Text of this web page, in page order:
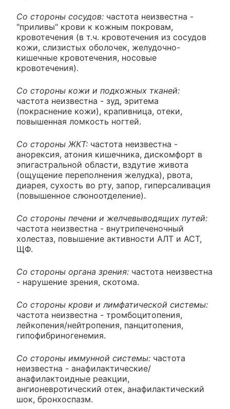
Со стороны сосудов: частота неизвестна -
"приливы" крови к кожным покровам,
кровотечения (в т.ч. кровотечения из сосудов
кожи, слизистых оболочек, желудочно-
кишечные кровотечения, носовые
кровотечения).
Со стороны кожи и подкожных тканей:
частота неизвестна - зуд, эритема
(покраснение кожи), крапивница, отеки,
повышенная ломкость ногтей.
Со стороны ЖКТ: частота неизвестна -
анорексия, атония кишечника, дискомфорт в
эпигастральной области, вздутие живота
(ощущение переполнения желудка), рвота,
диарея, сухость во рту, запор, гиперсаливация
(повышенное слюноотделение).
Со стороны печени и желчевыводящих путей:
частота неизвестна - внутрипеченочный
холестаз, повышение активности АЛТ и ACT,
ЩФ.
Со стороны органа зрения: частота неизвестна
- нарушение зрения, скотома.
Со стороны крови и лимфатической системы:
частота неизвестна - тромбоцитопения,
лейкопения/нейтропения, панцитопения,
гипофибриногенемия.
Со стороны иммунной системы: частота
неизвестна - анафилактические/
анафилактоидные реакции,
ангионевротический отек, анафилактический
шок, бронхоспазм.